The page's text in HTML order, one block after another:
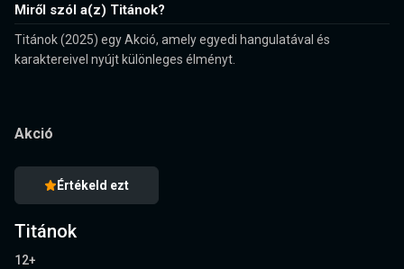
Miről szól a(z) Titánok?
Titánok (2025) egy Akció, amely egyedi hangulatával és
karaktereivel nyújt különleges élményt.
Akció
Értékeld ezt
Titánok
12+